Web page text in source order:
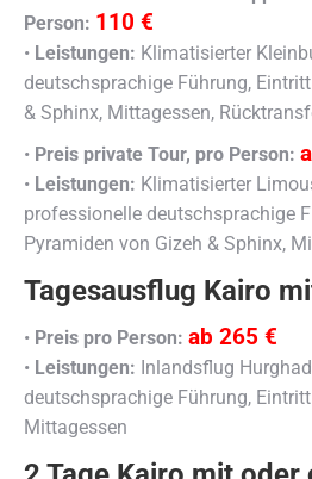
Person: 110 €
• Leistungen: Klimatisierter
deutschsprachige Führung,
& Sphinx, Mittagessen,
• Preis private Tour, pro Person:
• Leistungen: Klimatisierter
professionelle deutschsprachige
Pyramiden von Gizeh & Sphinx,
Tagesausflug Kairo
• Preis pro Person: ab 265 €
• Leistungen: Inlandsflug
deutschsprachige Führung,
Mittagessen